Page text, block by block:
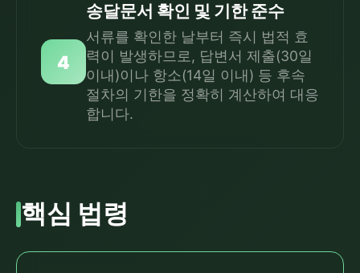
4
송달문서 확인 및 기한 준수
서류를 확인한 날부터 즉시 법적 효
력이 발생하므로, 답변서 제출(30일
이내)이나 항소(14일 이내) 등 후속
절차의 기한을 정확히 계산하여 대응
합니다.
핵심 법령